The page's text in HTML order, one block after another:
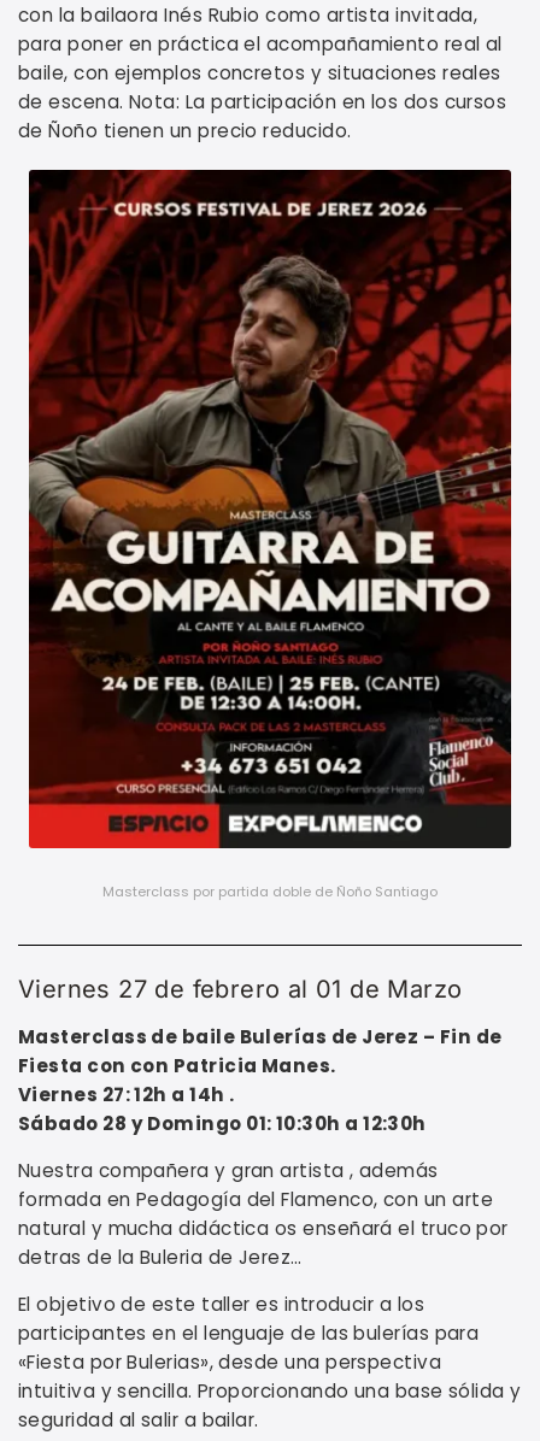
con la bailaora Inés Rubio como artista invitada,
para poner en práctica el acompañamiento real al
baile, con ejemplos concretos y situaciones reales
de escena. Nota: La participación en los dos cursos
de Ñoño tienen un precio reducido.
Masterclass por partida doble de Ñoño Santiago
Viernes 27 de febrero al 01 de Marzo
Masterclass de baile Bulerías de Jerez – Fin de
Fiesta con con Patricia Manes.
Viernes 27: 12h a 14h .
Sábado 28 y Domingo 01: 10:30h a 12:30h
Nuestra compañera y gran artista , además
formada en Pedagogía del Flamenco, con un arte
natural y mucha didáctica os enseñará el truco por
detras de la Buleria de Jerez…
El objetivo de este taller es introducir a los
participantes en el lenguaje de las bulerías para
«Fiesta por Bulerias», desde una perspectiva
intuitiva y sencilla. Proporcionando una base sólida y
seguridad al salir a bailar.